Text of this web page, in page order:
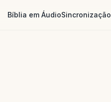
Bíblia em ÁudioSincronização